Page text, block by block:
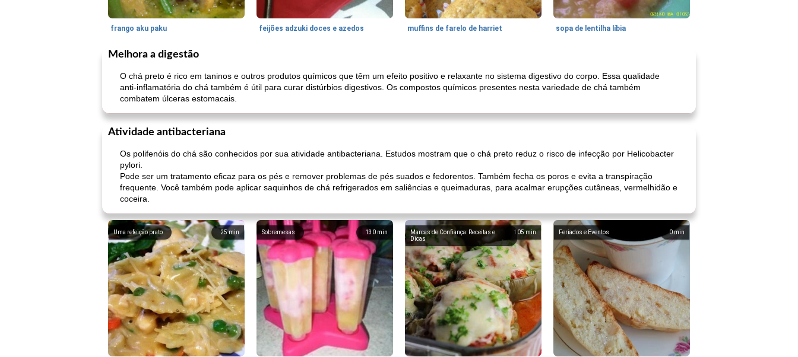
frango aku paku feijões adzuki doces e azedos muffins de farelo de harriet sopa de lentilha líbia
Melhora a digestão
O chá preto é rico em taninos e outros produtos químicos que têm um efeito positivo e relaxante no sistema digestivo do corpo. Essa qualidade
anti-inflamatória do chá também é útil para curar distúrbios digestivos. Os compostos químicos presentes nesta variedade de chá também
combatem úlceras estomacais.
Atividade antibacteriana
Os polifenóis do chá são conhecidos por sua atividade antibacteriana. Estudos mostram que o chá preto reduz o risco de infecção por Helicobacter
pylori.
Pode ser um tratamento eficaz para os pés e remover problemas de pés suados e fedorentos. Também fecha os poros e evita a transpiração
frequente. Você também pode aplicar saquinhos de chá refrigerados em saliências e queimaduras, para acalmar erupções cutâneas, vermelhidão e
coceira.
25min
Uma refeição prato 130 min
Sobremesas 105 min
Marcas de Confiança: Receitas e
Dicas
0min
Feriados e Eventos